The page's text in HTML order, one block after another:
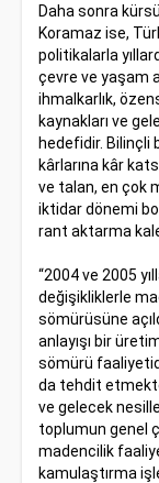
Daha sonra
Koramaz ise,
politikalarla
çevre ve yaşam
ihmalkarlık,
kaynakları ve
hedefidir. Bilinçli
kârlarına kâr
ve talan, en çok
iktidar dönemi
rant aktarma
“2004 ve 2005
değişikliklerle
sömürüsüne
anlayışı bir
sömürü
da tehdit
ve gelecek
toplumun genel
madencilik
kamulaştırma